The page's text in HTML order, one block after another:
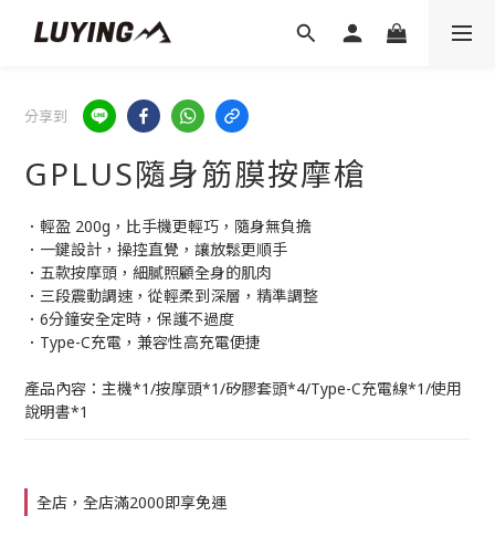
分享到
GPLUS隨身筋膜按摩槍
．輕盈 200g，比手機更輕巧，隨身無負擔
．一鍵設計，操控直覺，讓放鬆更順手
．五款按摩頭，細膩照顧全身的肌肉
．三段震動調速，從輕柔到深層，精準調整
．6分鐘安全定時，保護不過度
．Type-C充電，兼容性高充電便捷
產品內容：主機*1/按摩頭*1/矽膠套頭*4/Type-C充電線*1/使用
說明書*1
全店，全店滿2000即享免運